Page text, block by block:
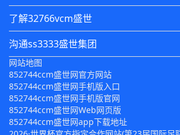
了解32766vcm盛世
沟通ss3333盛世集团
网站地图
852744ccm盛世网官方网站
852744ccm盛世网手机版入口
852744ccm盛世网手机版官网
852744ccm盛世网Web网页版
852744ccm盛世网app下载地址